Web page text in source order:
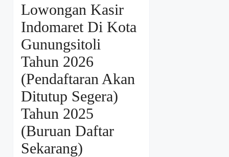
Lowongan Kasir
Indomaret Di Kota
Gunungsitoli
Tahun 2026
(Pendaftaran Akan
Ditutup Segera)
Tahun 2025
(Buruan Daftar
Sekarang)